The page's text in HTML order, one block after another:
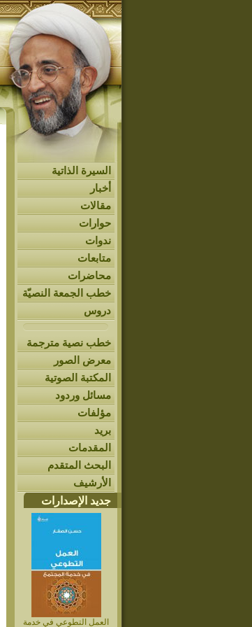
السيرة الذاتية
أخبار
مقالات
حوارات
ندوات
متابعات
محاضرات
خطب الجمعة النصيّة
دروس
خطب نصية مترجمة
معرض الصور
المكتبة الصوتية
مسائل وردود
مؤلفات
بريد
المقدمات
البحث المتقدم
الأرشيف
جديد الإصدارات
العمل التطوعي في خدمة